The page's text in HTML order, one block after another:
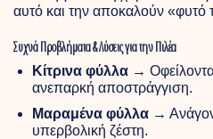
αυτό και την αποκαλούν «φυτό
Συχνά Προβλήματα & Λύσεις για την Πιλέα
Κίτρινα φύλλα→
ανεπαρκή αποστράγγιση.
Μαραμένα φύλλα→
υπερβολική ζέστη.